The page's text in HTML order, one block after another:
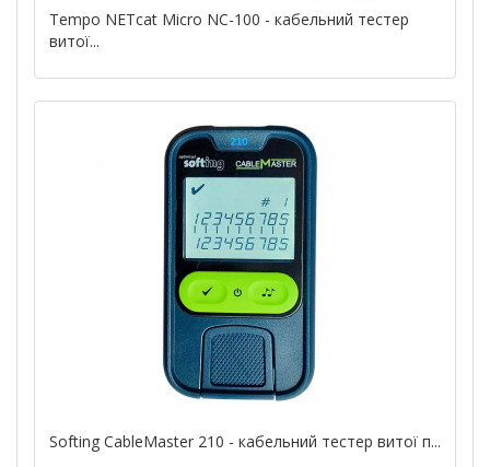
Tempo NETcat Micro NC-100 - кабельний тестер
витої...
Softing CableMaster 210 - кабельний тестер витої п...